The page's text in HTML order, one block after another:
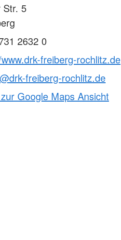
Str. 5
2632 0
freiberg-rochlitz.de
freiberg-rochlitz.de
Google Maps Ansicht